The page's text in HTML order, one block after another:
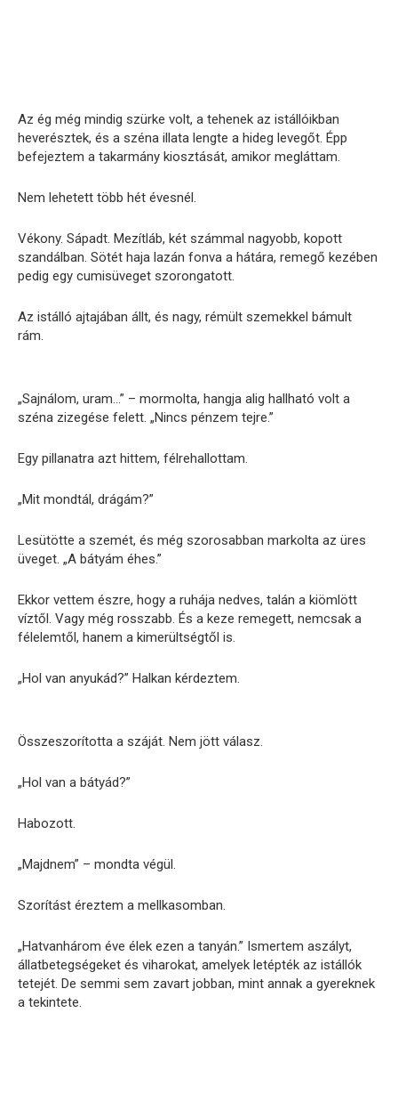
Az ég még mindig szürke volt, a tehenek az istállóikban
heverésztek, és a széna illata lengte a hideg levegőt. Épp
befejeztem a takarmány kiosztását, amikor megláttam.
Nem lehetett több hét évesnél.
Vékony. Sápadt. Mezítláb, két számmal nagyobb, kopott
szandálban. Sötét haja lazán fonva a hátára, remegő kezében
pedig egy cumisüveget szorongatott.
Az istálló ajtajában állt, és nagy, rémült szemekkel bámult
rám.
„Sajnálom, uram…” – mormolta, hangja alig hallható volt a
széna zizegése felett. „Nincs pénzem tejre.”
Egy pillanatra azt hittem, félrehallottam.
„Mit mondtál, drágám?”
Lesütötte a szemét, és még szorosabban markolta az üres
üveget. „A bátyám éhes.”
Ekkor vettem észre, hogy a ruhája nedves, talán a kiömlött
víztől. Vagy még rosszabb. És a keze remegett, nemcsak a
félelemtől, hanem a kimerültségtől is.
„Hol van anyukád?” Halkan kérdeztem.
Összeszorította a száját. Nem jött válasz.
„Hol van a bátyád?”
Habozott.
„Majdnem” – mondta végül.
Szorítást éreztem a mellkasomban.
„Hatvanhárom éve élek ezen a tanyán.” Ismertem aszályt,
állatbetegségeket és viharokat, amelyek letépték az istállók
tetejét. De semmi sem zavart jobban, mint annak a gyereknek
a tekintete.